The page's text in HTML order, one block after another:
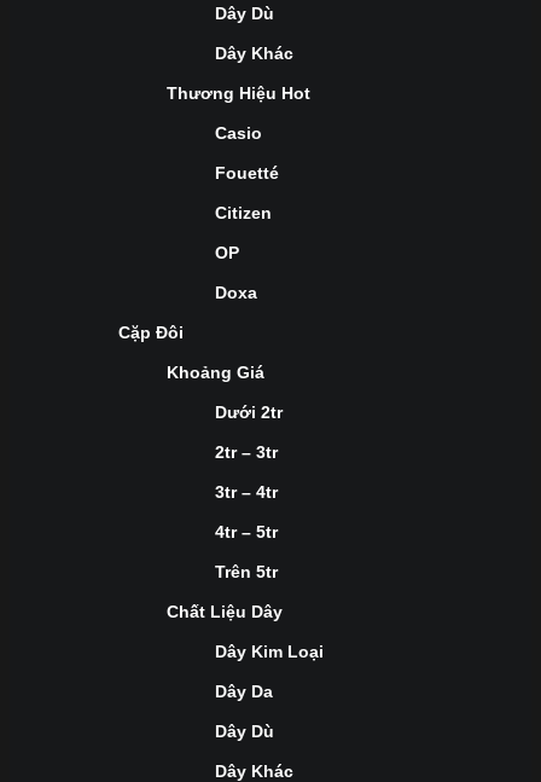
Dây Dù
Dây Khác
Thương Hiệu Hot
Casio
Fouetté
Citizen
OP
Doxa
Cặp Đôi
Khoảng Giá
Dưới 2tr
2tr – 3tr
3tr – 4tr
4tr – 5tr
Trên 5tr
Chất Liệu Dây
Dây Kim Loại
Dây Da
Dây Dù
Dây Khác